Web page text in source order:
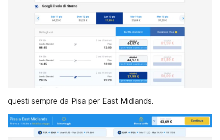
questi sempre da Pisa per East Midlands.